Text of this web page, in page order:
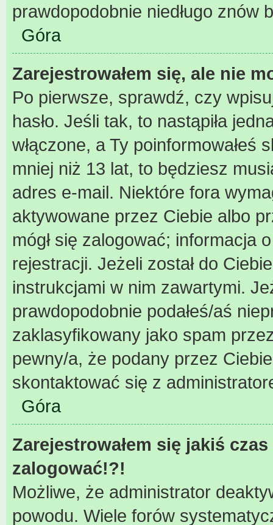
prawdopodobnie niedługo znów
Góra
Zarejestrowałem się, ale nie
Po pierwsze, sprawdź, czy
hasło. Jeśli tak, to nastąpiła
włączone, a Ty
mniej niż 13 lat, to będziesz
adres e-mail. Niektóre fora
aktywowane przez Ciebie albo
mógł się zalogować; informacja
rejestracji. Jeżeli został do
instrukcjami w nim zawartymi.
prawdopodobnie podałeś/aś
zaklasyfikowany jako spam
pewny/a, że podany przez
skontaktować się z
Góra
Zarejestrowałem się jakiś
zalogować!?!
Możliwe, że administrator
powodu. Wiele forów